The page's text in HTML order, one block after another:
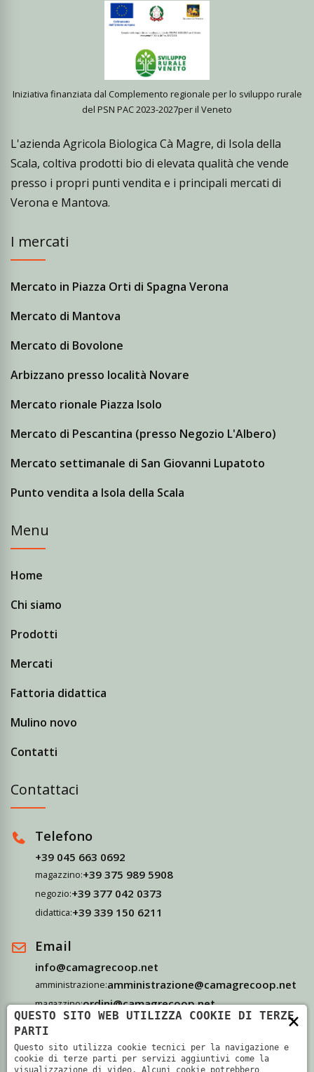
Iniziativa finanziata dal Complemento regionale per lo sviluppo rurale
del PSN PAC 2023-2027per il Veneto
L'azienda Agricola Biologica Cà Magre, di Isola della
Scala, coltiva prodotti bio di elevata qualità che vende
presso i propri punti vendita e i principali mercati di
Verona e Mantova.
I mercati
Mercato in Piazza Orti di Spagna Verona
Mercato di Mantova
Mercato di Bovolone
Arbizzano presso località Novare
Mercato rionale Piazza Isolo
Mercato di Pescantina (presso Negozio L'Albero)
Mercato settimanale di San Giovanni Lupatoto
Punto vendita a Isola della Scala
Menu
Home
Chi siamo
Prodotti
Mercati
Fattoria didattica
Mulino novo
Contatti
Contattaci
Telefono
+39 045 663 0692
magazzino:+39 375 989 5908
negozio:+39 377 042 0373
didattica:+39 339 150 6211
Email
info@camagrecoop.net
amministrazione:amministrazione@camagrecoop.net
magazzino:ordini@camagrecoop.net
didattica:didattica@camagrecoop.net
Indirizzo
×
QUESTO SITO WEB UTILIZZA COOKIE DI TERZE
PARTI
Questo sito utilizza cookie tecnici per la navigazione e
cookie di terze parti per servizi aggiuntivi come la
visualizzazione di video. Alcuni cookie potrebbero